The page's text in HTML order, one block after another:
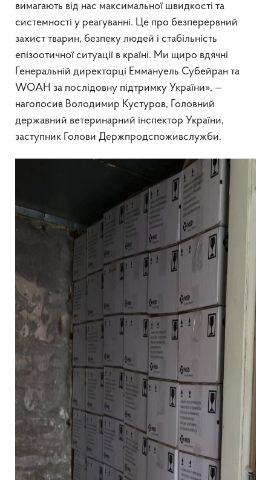
вимагають від нас максимальної швидкості та
системності у реагуванні. Це про безперервний
захист тварин, безпеку людей і стабільність
епізоотичної ситуації в країні. Ми щиро вдячні
Генеральній директорці Еммануель Субейран та
WOAH за послідовну підтримку України», —
наголосив Володимир Кустуров, Головний
державний ветеринарний інспектор України,
заступник Голови Держпродспоживслужби.